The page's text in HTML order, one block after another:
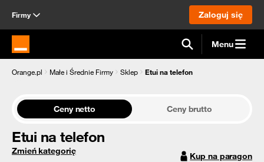
Firmy Zaloguj się
Strona główna Orange.pl Menu
Orange.pl Małe i Średnie Firmy Sklep Etui na telefon
Ceny netto Ceny brutto
Etui na telefon
Zmień kategorię Kup na paragon